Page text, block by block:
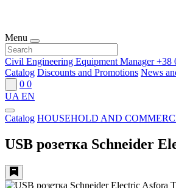
Menu
Civil Engineering Equipment Manager+38
Catalog Discounts and Promotions News
0 0
UA EN
Catalog HOUSEHOLD AND
USB розетка Schneider